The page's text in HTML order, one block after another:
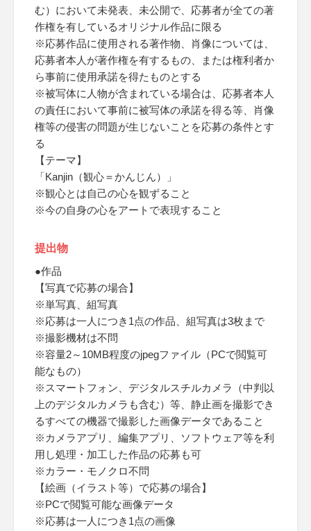
む）において未発表、未公開で、応募者が全ての著
作権を有しているオリジナル作品に限る
※応募作品に使用される著作物、肖像については、
応募者本人が著作権を有するもの、または権利者か
ら事前に使用承諾を得たものとする
※被写体に人物が含まれている場合は、応募者本人
の責任において事前に被写体の承諾を得る等、肖像
権等の侵害の問題が生じないことを応募の条件とす
る
【テーマ】
「Kanjin（観心＝かんじん）」
※観心とは自己の心を観ずること
※今の自身の心をアートで表現すること
提出物
●作品
【写真で応募の場合】
※単写真、組写真
※応募は一人につき1点の作品、組写真は3枚まで
※撮影機材は不問
※容量2～10MB程度のjpegファイル（PCで閲覧可
能なもの）
※スマートフォン、デジタルスチルカメラ（中判以
上のデジタルカメラも含む）等、静止画を撮影でき
るすべての機器で撮影した画像データであること
※カメラアプリ、編集アプリ、ソフトウェア等を利
用し処理・加工した作品の応募も可
※カラー・モノクロ不問
【絵画（イラスト等）で応募の場合】
※PCで閲覧可能な画像データ
※応募は一人につき1点の画像